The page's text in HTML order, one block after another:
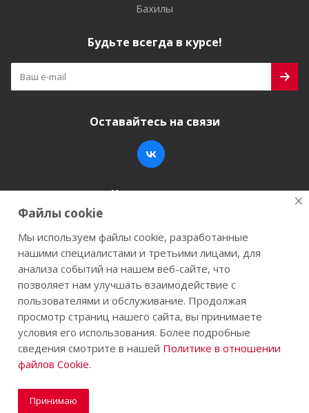
Бахилы
Будьте всегда в курсе!
Оставайтесь на связи
Наши контакты
+7 (846) 200-05-15
г. Самара, ул. Заводское шоссе, 17
2026 © Строй-К.рф. Сайт не является публичной
офертой.
Файлы cookie
Мы используем файлы cookie, разработанные
нашими специалистами и третьими лицами, для
анализа событий на нашем веб-сайте, что
позволяет нам улучшать взаимодействие с
пользователями и обслуживание. Продолжая
просмотр страниц нашего сайта, вы принимаете
условия его использования. Более подробные
сведения смотрите в нашей Политике в отношении
файлов Cookie.
Принимаю